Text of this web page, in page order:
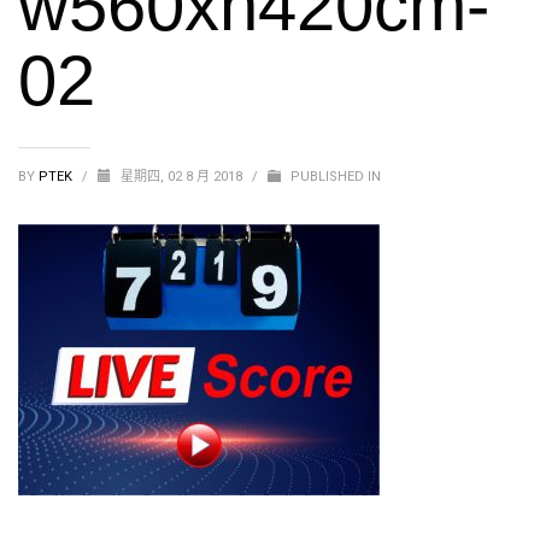
02
BY PTEK / 星期四, 02 8 月 2018 / PUBLISHED IN